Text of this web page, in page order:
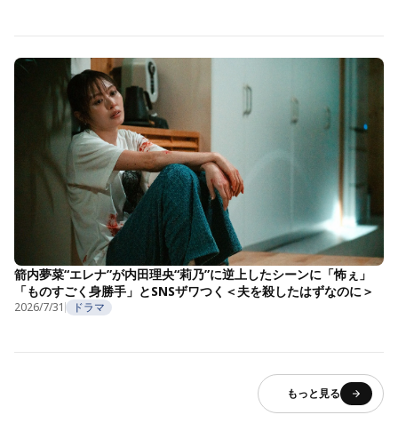
箭内夢菜“エレナ”が内田理央“莉乃”に逆上したシーンに「怖ぇ」
「ものすごく身勝手」とSNSザワつく＜夫を殺したはずなのに＞
2026/7/31 ドラマ
もっと見る